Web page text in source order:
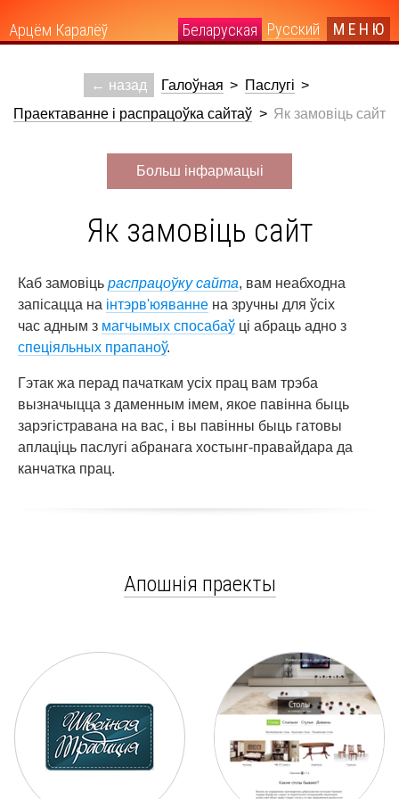
МЕНЮ
Беларуская Русский
Арцём Каралёў
← назад Галоўная > Паслугі >
Праектаванне і распрацоўка сайтаў > Як замовіць сайт
Больш інфармацыі
Як замовіць сайт
Каб замовіць распрацоўку сайта, вам неабходна
запісацца на інтэрв'юяванне на зручны для ўсіх
час адным з магчымых спосабаў ці абраць адно з
спеціяльных прапаноў.
Гэтак жа перад пачаткам усіх прац вам трэба
вызначыцца з даменным імем, якое павінна быць
зарэгістравана на вас, і вы павінны быць гатовы
аплаціць паслугі абранага хостынг-правайдара да
канчатка прац.
Апошнія праекты